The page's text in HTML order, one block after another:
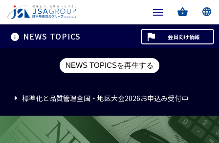
NEWS TOPICS
NEWS TOPICSを再生する
標準化と品質管理全国・地区大会2026お申込み受付中
標準化と品質管理全国・地区大会2026お申込み受付中
標準化と品質管理全国・地区大会2026お申込み受付中
会員向け情報